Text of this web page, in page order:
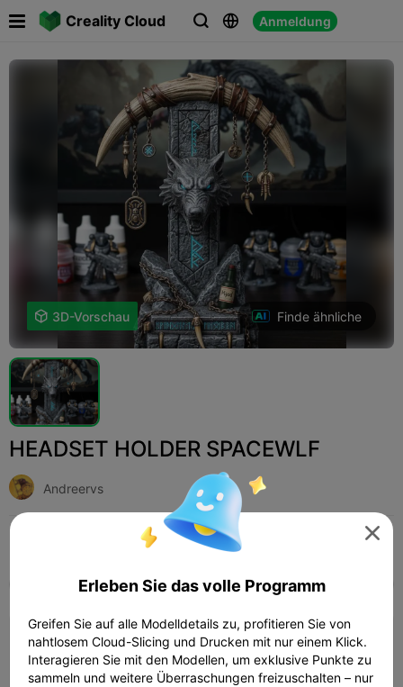
Creality Cloud   Anmeldung
 
 3D-Vorschau Finde ähnliche
HEADSET HOLDER SPACEWLF
Andreervs
Hinzufügen Haushalt 
K2 Plus K2 Pro K2 K2 SE
0.2mm layer, 2 walls, 15% infill
Autor  2d 11h  1 plates  799.13g

Erleben Sie das volle Programm
Greifen Sie auf alle Modelldetails zu, profitieren Sie von
nahtlosem Cloud-Slicing und Drucken mit nur einem Klick.
Interagieren Sie mit den Modellen, um exklusive Punkte zu
sammeln und weitere Überraschungen freizuschalten – nur